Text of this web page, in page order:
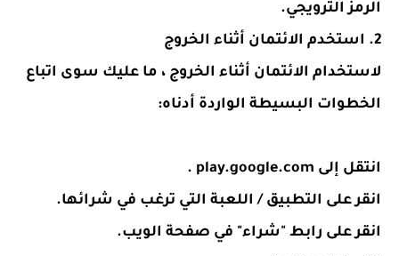
الرمز الترويجي.
2. استخدم الائتمان أثناء الخروج
لاستخدام الائتمان أثناء الخروج ، ما عليك سوى اتباع
الخطوات البسيطة الواردة أدناه:
انتقل إلى play.google.com
.
انقر على التطبيق / اللعبة التي ترغب في شرائها.
انقر على رابط "شراء" في صفحة الويب.